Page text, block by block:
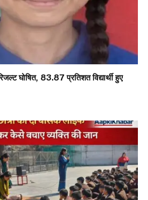
घोषित, 83.87 प्रतिशत विद्यार्थी हुए